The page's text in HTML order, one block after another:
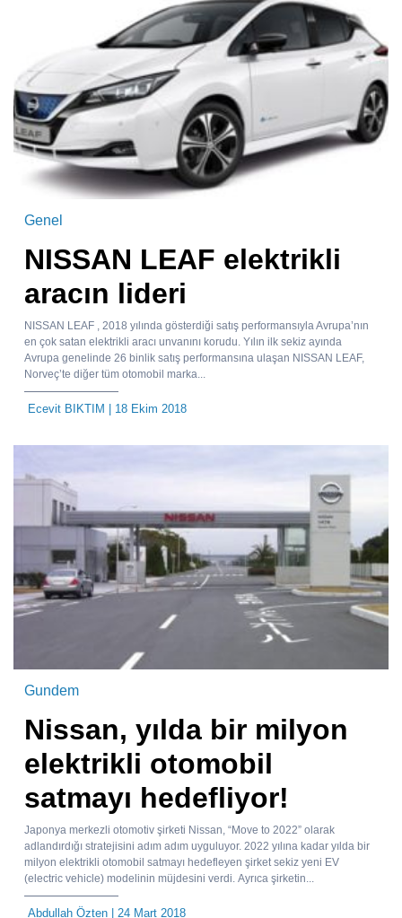
Genel
NISSAN LEAF elektrikli
aracın lideri
NISSAN LEAF , 2018 yılında gösterdiği satış performansıyla Avrupa’nın
en çok satan elektrikli aracı unvanını korudu. Yılın ilk sekiz ayında
Avrupa genelinde 26 binlik satış performansına ulaşan NISSAN LEAF,
Norveç’te diğer tüm otomobil marka...
Ecevit BIKTIM | 18 Ekim 2018
Gundem
Nissan, yılda bir milyon
elektrikli otomobil
satmayı hedefliyor!
Japonya merkezli otomotiv şirketi Nissan, “Move to 2022” olarak
adlandırdığı stratejisini adım adım uyguluyor. 2022 yılına kadar yılda bir
milyon elektrikli otomobil satmayı hedefleyen şirket sekiz yeni EV
(electric vehicle) modelinin müjdesini verdi. Ayrıca şirketin...
Abdullah Özten | 24 Mart 2018